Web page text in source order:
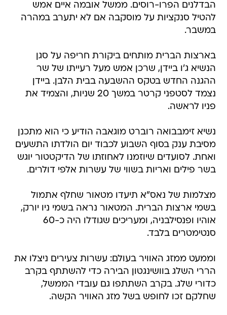
הבדלנים הפרו-רוסים. ממשל אובמה איים אמש
להטיל סנקציות על מוסקבה אם לא יתערב במהרה
במשבר.
בארצות הברית מותחים ביקורת חריפה על סגן
הנשיא ג'ו ביידן, שרכן אמש מעל רעייתו של שר
ההגנה החדש בטקס ההשבעה בבית הלבן. ביידן
נצמד לסטפני קרטר במשך 20 שניות, והצמיד את
פניו לראשה.
נשיא זימבבואה רוברט מוגאבה הודיע כי הוא מתכנן
מסיבת ענק בסוף השבוע לכבוד יום הולדתו התשעים
ואחת. לסועדים שיוזמנו לאחוזתו של הדיקטטור יוגש
בשר פילים ואריות בשווי של עשרות אלפי דולרים.
מצלמות של נאס"א תיעדו מטאור שחלף אתמול
בשמי ארצות הברית. המטאור נראה בשמי ניו יורק,
אוהיו ופנסילבניה, ומעריכים שגודלו היה כ-60
סנטימטרים בלבד.
וממעט ממזג האוויר בעולם: עשרות צעירים ניצלו את
הררי השלג בוושינגטון הבירה כדי להשתתף בקרב
כדורי שלג. בקרב השתתפו גם עובדי הממשל,
שחלקם זכו לחופש בשל מזג האוויר הקשה.